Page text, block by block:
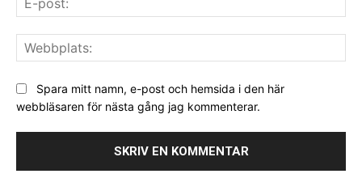
Spara mitt namn, e-post och hemsida i den här
webbläsaren för nästa gång jag kommenterar.